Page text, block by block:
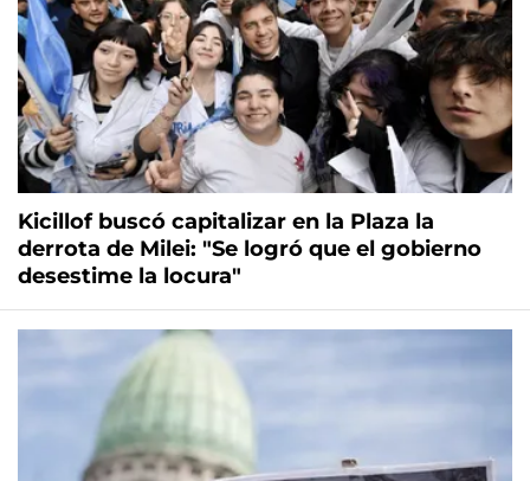
Kicillof buscó capitalizar en la Plaza la
derrota de Milei: "Se logró que el gobierno
desestime la locura"